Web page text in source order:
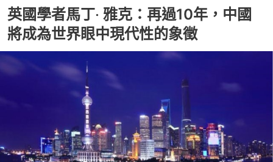
英國學者馬丁‧ 雅克：再過10年，中國
將成為世界眼中現代性的象徵